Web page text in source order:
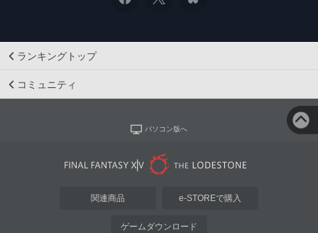
ランキングトップ
コミュニティ
パソコン版へ
関連商品 e-STOREで購入
ゲームダウンロード